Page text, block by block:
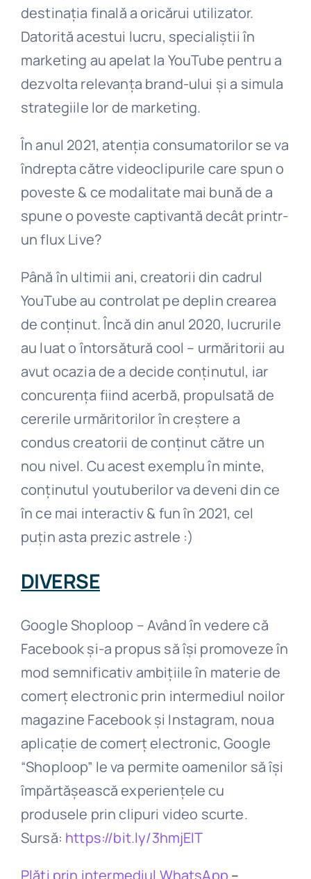
destinația finală a oricărui utilizator.
Datorită acestui lucru, specialiștii în
marketing au apelat la YouTube pentru a
dezvolta relevanța brand-ului și a simula
strategiile lor de marketing.
În anul 2021, atenția consumatorilor se va
îndrepta către videoclipurile care spun o
poveste & ce modalitate mai bună de a
spune o poveste captivantă decât printr-
un flux Live?
Până în ultimii ani, creatorii din cadrul
YouTube au controlat pe deplin crearea
de conținut. Încă din anul 2020, lucrurile
au luat o întorsătură cool – urmăritorii au
avut ocazia de a decide conținutul, iar
concurența fiind acerbă, propulsată de
cererile urmăritorilor în creștere a
condus creatorii de conținut către un
nou nivel. Cu acest exemplu în minte,
conținutul youtuberilor va deveni din ce
în ce mai interactiv & fun în 2021, cel
puțin asta prezic astrele :)
DIVERSE
Google Shoploop – Având în vedere că
Facebook și-a propus să își promoveze în
mod semnificativ ambițiile în materie de
comerț electronic prin intermediul noilor
magazine Facebook și Instagram, noua
aplicație de comerț electronic, Google
“Shoploop” le va permite oamenilor să își
împărtășească experiențele cu
produsele prin clipuri video scurte.
Sursă: https://bit.ly/3hmjElT
Plăți prin intermediul WhatsApp –